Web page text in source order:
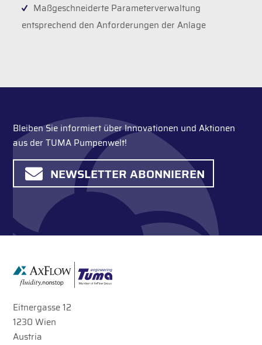
Maßgeschneiderte Parameterverwaltung
entsprechend den Anforderungen der Anlage
Bleiben Sie informiert über Innovationen und Aktionen
aus der TUMA Pumpenwelt!
NEWSLETTER ABONNIEREN
Eitnergasse 12
1230 Wien
Austria